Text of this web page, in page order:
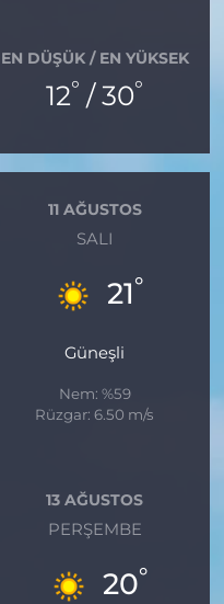
EN DÜŞÜK / EN YÜKSEK
12° / 30°
11 AĞUSTOS
SALI
21°
Güneşli
Nem: %59
Rüzgar: 6.50 m/s
13 AĞUSTOS
PERŞEMBE
20°